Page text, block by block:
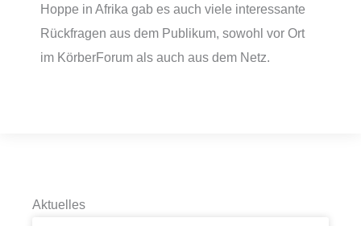
Hoppe in Afrika gab es auch viele interessante
Rückfragen aus dem Publikum, sowohl vor Ort
im KörberForum als auch aus dem Netz.
Aktuelles